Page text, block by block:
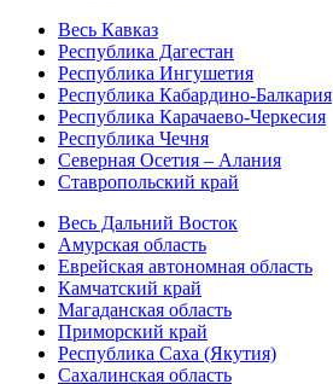
Весь Кавказ
Республика Дагестан
Республика Ингушетия
Республика Кабардино-Балкария
Республика Карачаево-Черкесия
Республика Чечня
Северная Осетия – Алания
Ставропольский край
Весь Дальний Восток
Амурская область
Еврейская автономная область
Камчатский край
Магаданская область
Приморский край
Республика Саха (Якутия)
Сахалинская область